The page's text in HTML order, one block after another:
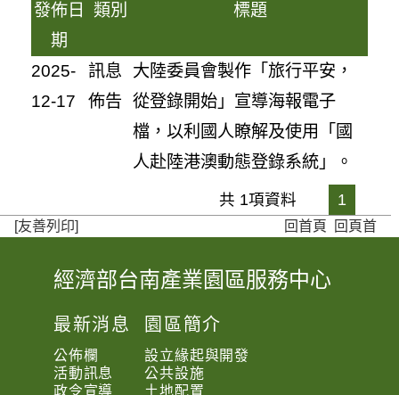
發佈日
期
類別 標題
2025-
12-17
訊息
佈告
大陸委員會製作「旅行平安，
從登錄開始」宣導海報電子
檔，以利國人瞭解及使用「國
人赴陸港澳動態登錄系統」。
共 1項資料 1
[友善列印] 回首頁 回頁首
:
:
經濟部台南產業園區服務中心
最新消息
公佈欄
活動訊息
政令宣導
園區簡介
設立緣起與開發
公共設施
土地配置